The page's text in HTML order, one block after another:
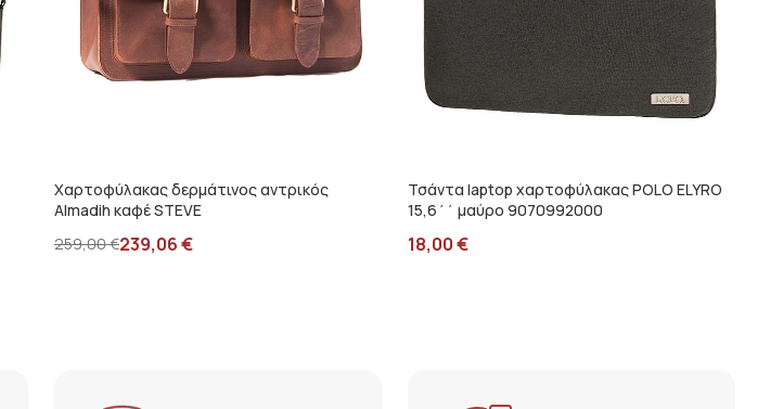
Χαρτοφύλακας δερμάτινος αντρικός
Almadih καφέ STEVE
259,00€239,06€
Τσάντα laptop χαρτοφύλακας POLO ELYRO
15,6΄΄ μαύρο 9070992000
18,00€